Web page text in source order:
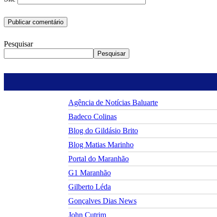
Pesquisar
Pesquisar
Agência de Notícias Baluarte
Badeco Colinas
Blog do Gildásio Brito
Blog Matias Marinho
Portal do Maranhão
G1 Maranhão
Gilberto Léda
Gonçalves Dias News
John Cutrim